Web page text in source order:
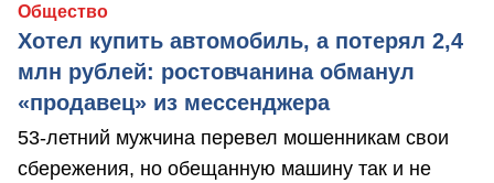
Общество
Хотел купить автомобиль, а потерял 2,4
млн рублей: ростовчанина обманул
«продавец» из мессенджера
53-летний мужчина перевел мошенникам свои
сбережения, но обещанную машину так и не